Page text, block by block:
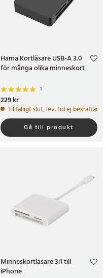
Hama Kortläsare USB-A 3.0
för många olika minneskort
1
Pris:229 kr
229 kr
Tillfälligt slut, lev. tid ej bekräftad.
Gå till produkt
Minneskortläsare 3i1 till
iPhone